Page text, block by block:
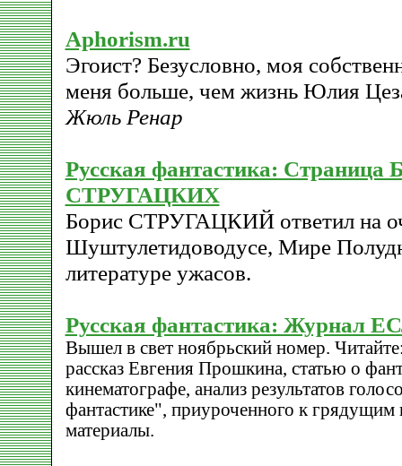
Aphorism.ru
Эгоист? Безусловно, моя
меня больше, чем жизнь Юлия
Жюль Ренар
Русская фантастика: Страница
СТРУГАЦКИХ
Борис СТРУГАЦКИЙ ответил на
Шуштулетидоводусе, Мире
литературе ужасов.
Русская фантастика: Журнал
Вышел в свет ноябрьский номер.
рассказ Евгения Прошкина, статью о
кинематографе, анализ результатов
фантастике", приуроченного к
материалы.